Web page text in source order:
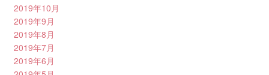
2019年10月
2019年9月
2019年8月
2019年7月
2019年6月